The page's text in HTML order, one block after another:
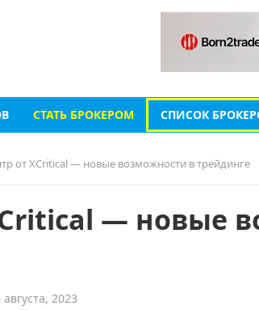
СТАТЬ БРОКЕРОМ СПИСОК
от XCritical — новые возможности в трейдинге
— новые
августа, 2023